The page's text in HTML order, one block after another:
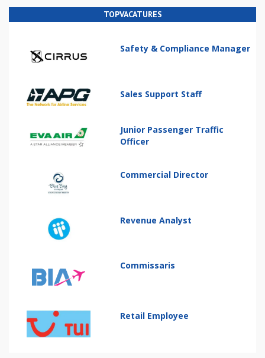
TOPVACATURES
Safety & Compliance Manager
Sales Support Staff
Junior Passenger Traffic
Officer
Commercial Director
Revenue Analyst
Commissaris
Retail Employee